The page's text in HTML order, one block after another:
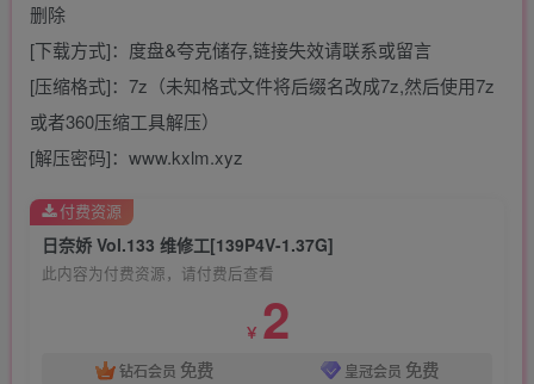
删除
[下载方式]：度盘&夸克储存,链接失效请联系或留言
[压缩格式]：7z（未知格式文件将后缀名改成7z,然后使用7z
或者360压缩工具解压）
[解压密码]：www.kxlm.xyz
日奈娇 Vol.133 维修工[139P4V-1.37G]
此内容为付费资源，请付费后查看
￥ 2
钻石会员 免费 皇冠会员 免费
付费资源